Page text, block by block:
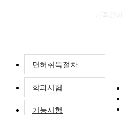
면허취득절차
학과시험
기능시험